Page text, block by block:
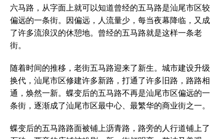
六马路，从字面上就可以知道曾经的五马路是汕尾市区较
偏远的一条街。因偏远，人流量少，每当夜幕降临，又成
了许多流浪汉的休憩地。曾经的五马路就是这样一条老
街。
随着时间的推移，老街五马路迎来了新生。城市建设升级
换代，汕尾市区修建许多新路，打通了许多旧路，路路相
通，焕然一新。蝶变后的五马路不再是汕尾市区偏远的一
条街，逐渐成了汕尾市区最中心、最繁华的商业街之一。
蝶变后的五马路路面被铺上沥青路，路旁的人行道铺上了